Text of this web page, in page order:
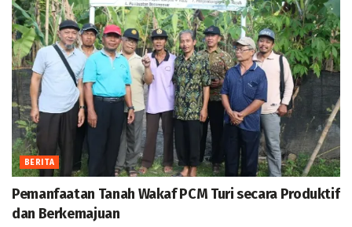
BERITA
Pemanfaatan Tanah Wakaf PCM Turi secara Produktif
dan Berkemajuan